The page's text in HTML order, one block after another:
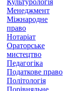
Культурологія
Менеджмент
Міжнародне
право
Нотаріат
Ораторське
мистецтво
Педагогіка
Податкове право
Політологія
Порівняльне